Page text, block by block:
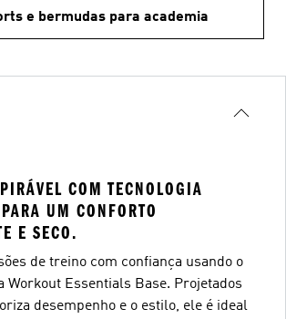
e bermudas para academia
COM TECNOLOGIA
UM CONFORTO
E SECO.
de treino com confiança usando o
Workout Essentials Base. Projetados
desempenho e o estilo, ele é ideal